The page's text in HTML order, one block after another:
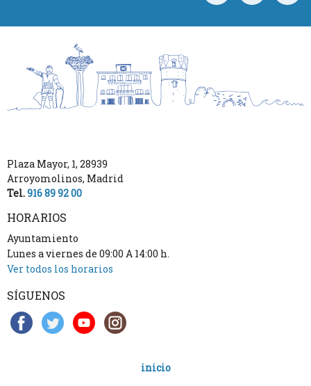
Plaza Mayor, 1, 28939
Arroyomolinos, Madrid
Tel.916 89 92 00
HORARIOS
Ayuntamiento
Lunes a viernes de 09:00 A 14:00 h.
Ver todos los horarios
SÍGUENOS
inicio